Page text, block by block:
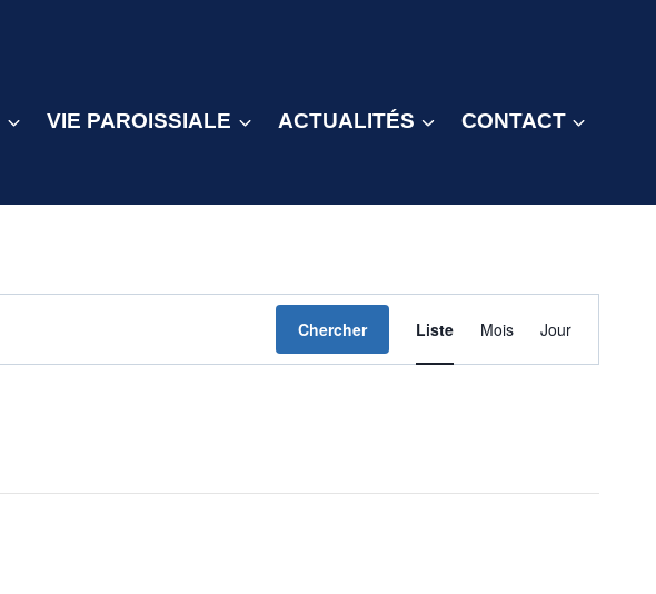
VIE PAROISSIALE ACTUALITÉS CONTACT
Chercher Liste Mois Jour